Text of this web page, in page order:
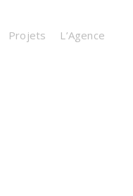
Projets L’Agence